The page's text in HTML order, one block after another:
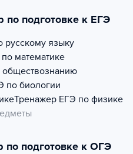
по подготовке к ЕГЭ
русскому языку
математике
по биологии
Тренажер ЕГЭ по физике
по подготовке к ОГЭ